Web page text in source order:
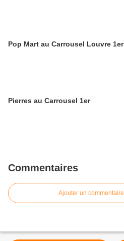
Pop Mart au Carrousel Louvre 1er
Pierres au Carrousel 1er
Commentaires
Ajouter un commentaire